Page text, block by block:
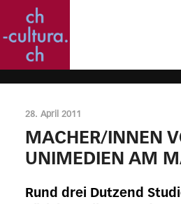
28. April 2011
MACHER/INNEN
UNIMEDIEN AM
Rund drei Dutzend